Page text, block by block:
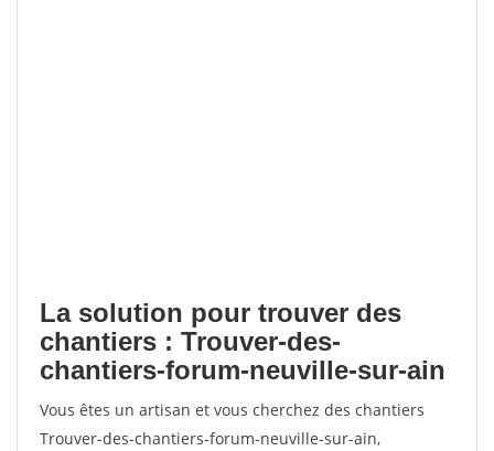
La solution pour trouver des
chantiers : Trouver-des-
chantiers-forum-neuville-sur-ain
Vous êtes un artisan et vous cherchez des chantiers
Trouver-des-chantiers-forum-neuville-sur-ain,